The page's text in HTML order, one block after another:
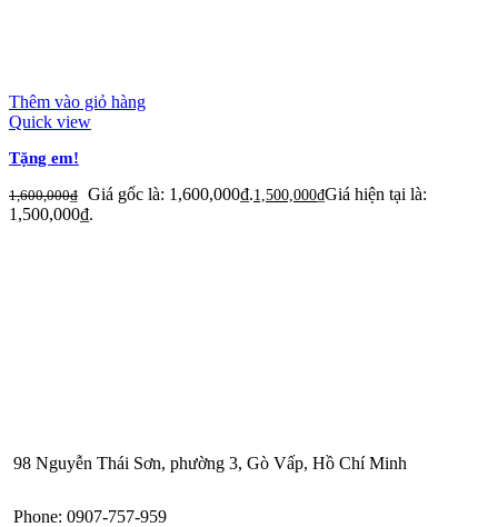
Thêm vào giỏ hàng
Quick view
Tặng em!
1,600,000₫ Giá gốc là: 1,600,000₫.1,500,000₫Giá hiện tại là:
1,500,000₫.
98 Nguyễn Thái Sơn, phường 3, Gò Vấp, Hồ Chí Minh
Phone: 0907-757-959